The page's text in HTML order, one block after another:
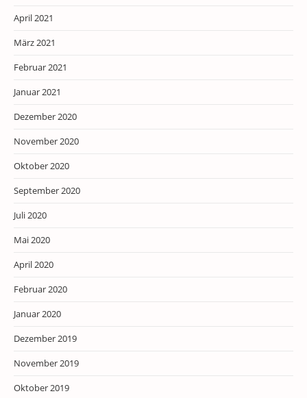
April 2021
März 2021
Februar 2021
Januar 2021
Dezember 2020
November 2020
Oktober 2020
September 2020
Juli 2020
Mai 2020
April 2020
Februar 2020
Januar 2020
Dezember 2019
November 2019
Oktober 2019